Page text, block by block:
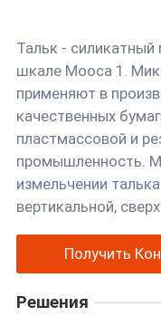
Контакты
Русский
Тальк -
шкале Мооса 1.
применяют в
качественных
пластмассовой и
промышленность.
измельчении
вертикальной,
Получить
Решения